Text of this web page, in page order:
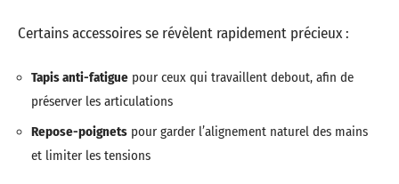
Certains accessoires se révèlent rapidement précieux :
Tapis anti-fatigue pour ceux qui travaillent debout, afin de
préserver les articulations
Repose-poignets pour garder l’alignement naturel des mains
et limiter les tensions